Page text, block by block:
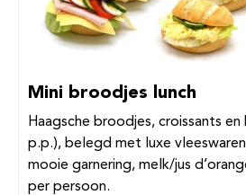
Mini broodjes lunch
Haagsche broodjes, croissants
p.p.), belegd met luxe
mooie garnering, melk/jus
per persoon.